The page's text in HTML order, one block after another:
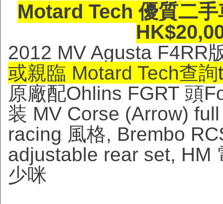
Motard Tech 優質二
2012 MV Agusta F4RR
或親臨 Motard Tech查詢
原廠配Ohlins FGRT 頭
装 MV Corse (Arrow)
racing 風格, Brembo
adjustable rear set, HM
少咪